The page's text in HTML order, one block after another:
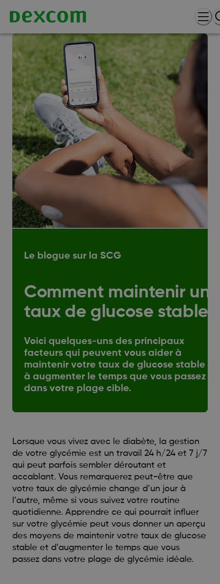
Le blogue sur la SCG
Comment maintenir un
taux de glucose stable?
Voici quelques-uns des principaux
facteurs qui peuvent vous aider à
maintenir votre taux de glucose stable et
à augmenter le temps que vous passez
dans votre plage cible.
Lorsque vous vivez avec le diabète, la gestion
de votre glycémie est un travail 24 h/24 et 7 j/7
qui peut parfois sembler déroutant et
accablant. Vous remarquerez peut-être que
votre taux de glycémie change d’un jour à
l’autre, même si vous suivez votre routine
quotidienne. Apprendre ce qui pourrait influer
sur votre glycémie peut vous donner un aperçu
des moyens de maintenir votre taux de glucose
stable et d’augmenter le temps que vous
passez dans votre plage de glycémie idéale.